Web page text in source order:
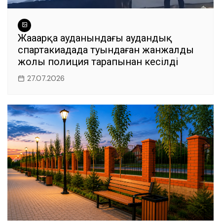
Жаңаарқа ауданындағы аудандық
спартакиадада туындаған жанжалдың
жолы полиция тарапынан кесілді
27.07.2026